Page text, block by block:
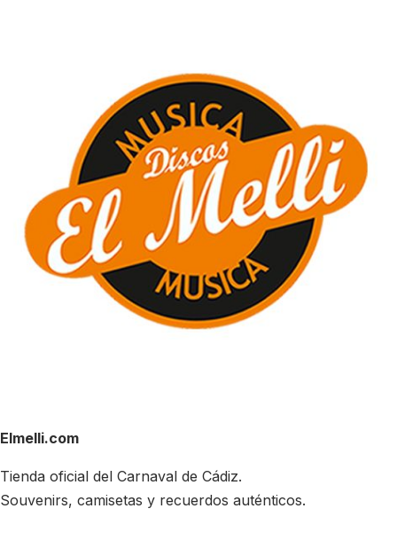
Elmelli.com
Tienda oficial del Carnaval de Cádiz.
Souvenirs, camisetas y recuerdos auténticos.